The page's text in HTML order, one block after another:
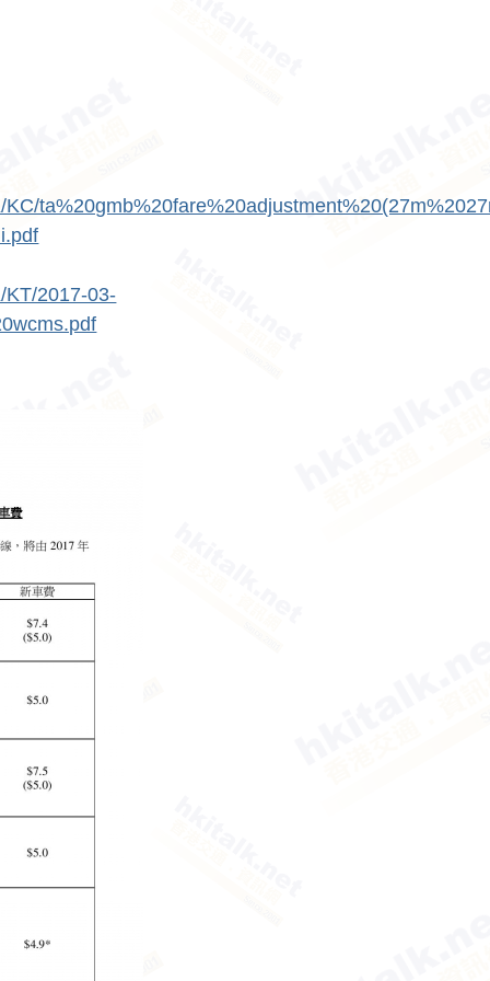
KT/2017-03-